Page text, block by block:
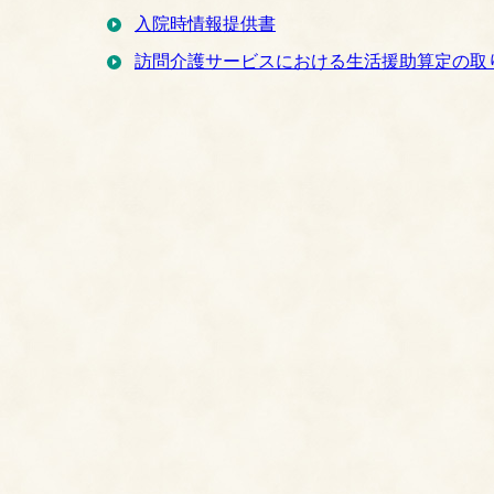
入院時情報提供書
訪問介護サービスにおける生活援助算定の取